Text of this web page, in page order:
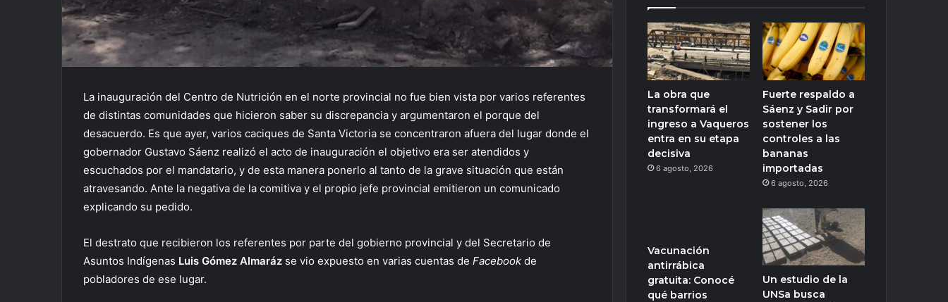
La inauguración del Centro de Nutrición en el norte provincial no fue bien vista por varios referentes
de distintas comunidades que hicieron saber su discrepancia y argumentaron el porque del
desacuerdo. Es que ayer, varios caciques de Santa Victoria se concentraron afuera del lugar donde el
gobernador Gustavo Sáenz realizó el acto de inauguración el objetivo era ser atendidos y
escuchados por el mandatario, y de esta manera ponerlo al tanto de la grave situación que están
atravesando. Ante la negativa de la comitiva y el propio jefe provincial emitieron un comunicado
explicando su pedido.
El destrato que recibieron los referentes por parte del gobierno provincial y del Secretario de
Asuntos Indígenas Luis Gómez Almaráz se vio expuesto en varias cuentas de Facebook de
pobladores de ese lugar.
La obra que
transformará el
ingreso a Vaqueros
entra en su etapa
decisiva
6 agosto, 2026
Fuerte respaldo a
Sáenz y Sadir por
sostener los
controles a las
bananas
importadas
6 agosto, 2026
Vacunación
antirrábica
gratuita: Conocé
qué barrios
Un estudio de la
UNSa busca